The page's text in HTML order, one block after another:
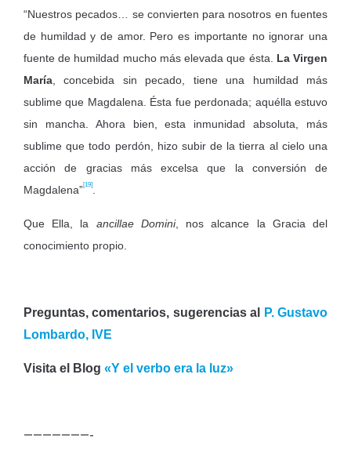
“Nuestros pecados… se convierten para nosotros en fuentes
de humildad y de amor. Pero es importante no ignorar una
fuente de humildad mucho más elevada que ésta. La Virgen
María , concebida sin pecado, tiene una humildad más
sublime que Magdalena. Ésta fue perdonada; aquélla estuvo
sin mancha. Ahora bien, esta inmunidad absoluta, más
sublime que todo perdón, hizo subir de la tierra al cielo una
acción de gracias más excelsa que la conversión de
Magdalena”[19]
Que Ella, la ancillae Domini, nos alcance la Gracia del
conocimiento propio.
Preguntas, comentarios, sugerencias al
P. Gustavo
Lombardo, IVE
Visita el Blog «Y el verbo era la luz»
———————-